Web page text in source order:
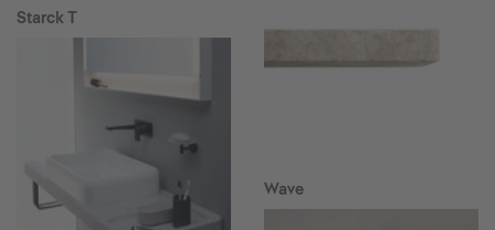
Starck T
Wave